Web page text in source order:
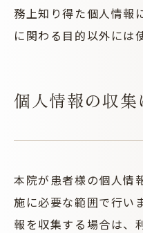
務上知り得た個人情報
に関わる目的以外には
個人情報の収集
本院が患者様の個人情
施に必要な範囲で行い
報を収集する場合は、